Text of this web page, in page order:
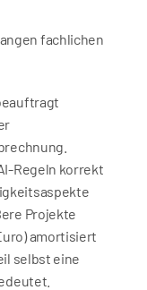
fachlichen
Regeln korrekt
Projekte
amortisiert
selbst eine